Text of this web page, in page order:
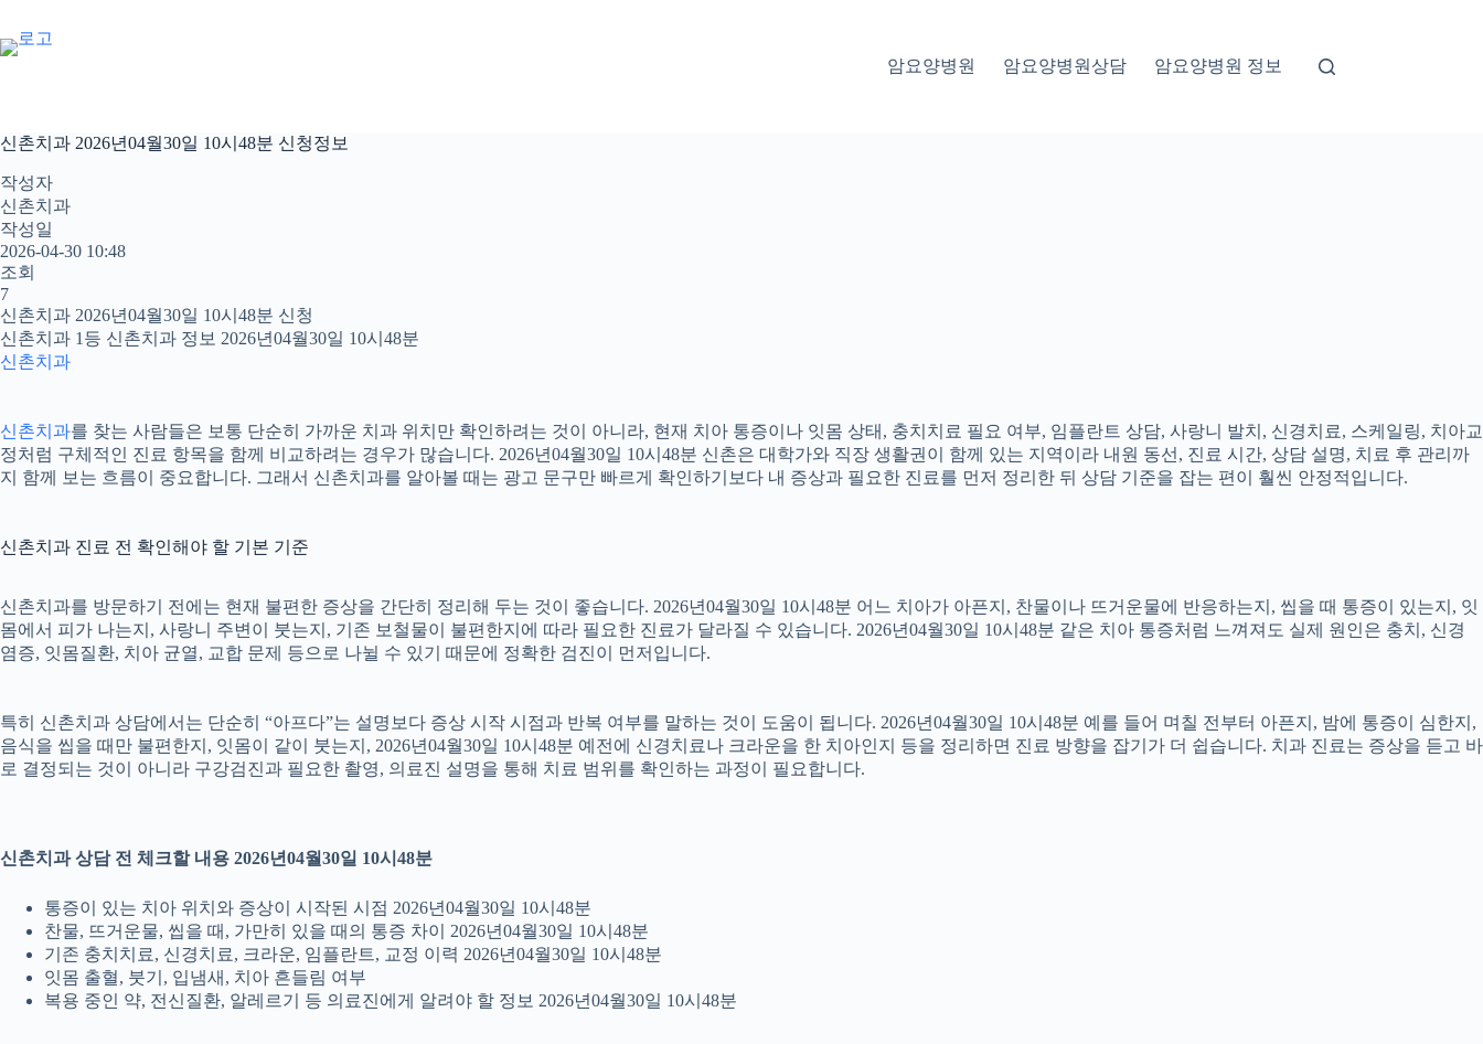
으
뛰
기
암요양병원 암요양병원상담 암요양병원 정보
신촌치과 2026년04월30일 10시48분 신청정보
작성자
신촌치과
작성일
2026-04-30 10:48
조회
7
신촌치과 2026년04월30일 10시48분 신청
신촌치과 1등 신촌치과 정보 2026년04월30일 10시48분
신촌치과
신촌치과를 찾는 사람들은 보통 단순히 가까운 치과 위치만 확인하려는 것이 아니라, 현재 치아 통증이나 잇몸 상태, 충치치료 필요 여부, 임플란트 상담, 사랑니 발치, 신경치료, 스케일링, 치아교
정처럼 구체적인 진료 항목을 함께 비교하려는 경우가 많습니다. 2026년04월30일 10시48분 신촌은 대학가와 직장 생활권이 함께 있는 지역이라 내원 동선, 진료 시간, 상담 설명, 치료 후 관리까
지 함께 보는 흐름이 중요합니다. 그래서 신촌치과를 알아볼 때는 광고 문구만 빠르게 확인하기보다 내 증상과 필요한 진료를 먼저 정리한 뒤 상담 기준을 잡는 편이 훨씬 안정적입니다.
신촌치과 진료 전 확인해야 할 기본 기준
신촌치과를 방문하기 전에는 현재 불편한 증상을 간단히 정리해 두는 것이 좋습니다. 2026년04월30일 10시48분 어느 치아가 아픈지, 찬물이나 뜨거운물에 반응하는지, 씹을 때 통증이 있는지, 잇
몸에서 피가 나는지, 사랑니 주변이 붓는지, 기존 보철물이 불편한지에 따라 필요한 진료가 달라질 수 있습니다. 2026년04월30일 10시48분 같은 치아 통증처럼 느껴져도 실제 원인은 충치, 신경
염증, 잇몸질환, 치아 균열, 교합 문제 등으로 나뉠 수 있기 때문에 정확한 검진이 먼저입니다.
특히 신촌치과 상담에서는 단순히 “아프다”는 설명보다 증상 시작 시점과 반복 여부를 말하는 것이 도움이 됩니다. 2026년04월30일 10시48분 예를 들어 며칠 전부터 아픈지, 밤에 통증이 심한지,
음식을 씹을 때만 불편한지, 잇몸이 같이 붓는지, 2026년04월30일 10시48분 예전에 신경치료나 크라운을 한 치아인지 등을 정리하면 진료 방향을 잡기가 더 쉽습니다. 치과 진료는 증상을 듣고 바
로 결정되는 것이 아니라 구강검진과 필요한 촬영, 의료진 설명을 통해 치료 범위를 확인하는 과정이 필요합니다.
신촌치과 상담 전 체크할 내용 2026년04월30일 10시48분
통증이 있는 치아 위치와 증상이 시작된 시점 2026년04월30일 10시48분
찬물, 뜨거운물, 씹을 때, 가만히 있을 때의 통증 차이 2026년04월30일 10시48분
기존 충치치료, 신경치료, 크라운, 임플란트, 교정 이력 2026년04월30일 10시48분
잇몸 출혈, 붓기, 입냄새, 치아 흔들림 여부
복용 중인 약, 전신질환, 알레르기 등 의료진에게 알려야 할 정보 2026년04월30일 10시48분